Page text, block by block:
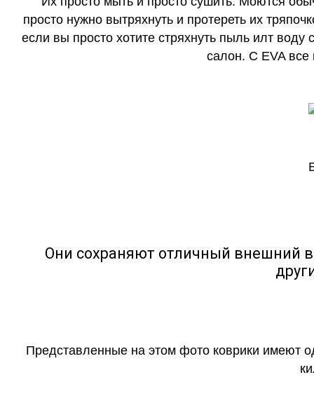
просто нужно вытряхнуть и протереть их
если вы просто хотите стряхнуть пыль илт воду
салон. С EVA все
Они сохраняют отличный внешний
Представленные на этом фото коврики имеют